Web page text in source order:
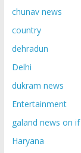
chunav news
country
dehradun
Delhi
dukram news
Entertainment
galand news on if
Haryana